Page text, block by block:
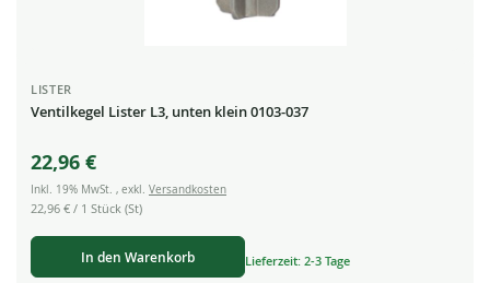
LISTER
Ventilkegel Lister L3, unten klein 0103-037
22,96 €
Inkl. 19% MwSt. , exkl. Versandkosten
22,96 € / 1 Stück (St)
In den Warenkorb Lieferzeit: 2-3 Tage